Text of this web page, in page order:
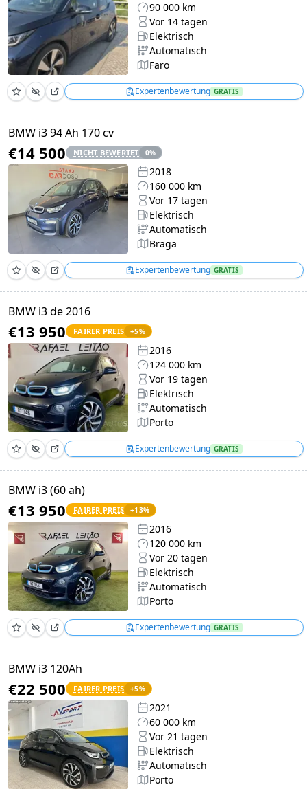
90 000 km
Vor 14 tagen
Elektrisch
Automatisch
Faro
Expertenbewertung GRATIS
BMW i3 94 Ah 170 cv
€14 500 NICHT BEWERTET 0%
2018
160 000 km
Vor 17 tagen
Elektrisch
Automatisch
Braga
Expertenbewertung GRATIS
BMW i3 de 2016
€13 950 FAIRER PREIS +5%
2016
124 000 km
Vor 19 tagen
Elektrisch
Automatisch
Porto
Expertenbewertung GRATIS
BMW i3 (60 ah)
€13 950 FAIRER PREIS +13%
2016
120 000 km
Vor 20 tagen
Elektrisch
Automatisch
Porto
Expertenbewertung GRATIS
BMW i3 120Ah
€22 500 FAIRER PREIS +5%
2021
60 000 km
Vor 21 tagen
Elektrisch
Automatisch
Porto